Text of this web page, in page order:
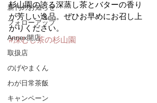
新刊のお知らせ
フォローアップ
Annex開店
取扱店
のげやまくん
わが日常茶飯
キャンペーン
杉山園の誇る深蒸し茶とバターの香り
が芳しい逸品。ぜひお早めにお召し上
がりください。
#深むし茶の杉山園